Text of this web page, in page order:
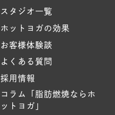
スタジオ一覧
ホットヨガの効果
お客様体験談
よくある質問
採用情報
コラム「脂肪燃焼ならホ
ットヨガ」